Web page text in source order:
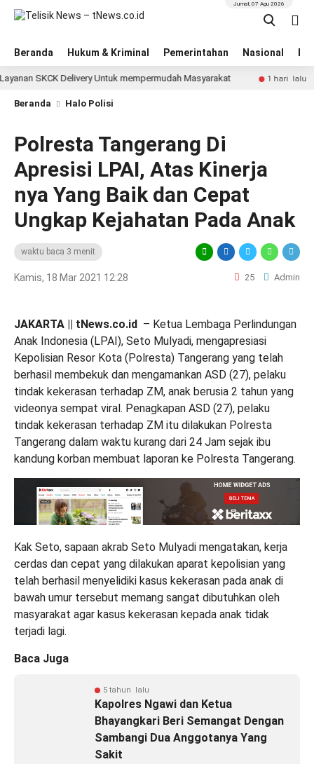
Beranda Hukum & Kriminal Pemerintahan Nasional
Jumat, 07 Agu 2026
Delivery Untuk mempermudah Masyarakat 1 hari lalu
Beranda Halo Polisi
Polresta Tangerang Di
Apresisi LPAI, Atas Kinerja
nya Yang Baik dan Cepat
Ungkap Kejahatan Pada Anak
waktu baca 3 menit
Kamis, 18 Mar 2021 12:28 25 Admin
JAKARTA || tNews.co.id – Ketua Lembaga Perlindungan
Anak Indonesia (LPAI), Seto Mulyadi, mengapresiasi
Kepolisian Resor Kota (Polresta) Tangerang yang telah
berhasil membekuk dan mengamankan ASD (27), pelaku
tindak kekerasan terhadap ZM, anak berusia 2 tahun yang
videonya sempat viral. Penagkapan ASD (27), pelaku
tindak kekerasan terhadap ZM itu dilakukan Polresta
Tangerang dalam waktu kurang dari 24 Jam sejak ibu
kandung korban membuat laporan ke Polresta Tangerang.
Kak Seto, sapaan akrab Seto Mulyadi mengatakan, kerja
cerdas dan cepat yang dilakukan aparat kepolisian yang
telah berhasil menyelidiki kasus kekerasan pada anak di
bawah umur tersebut memang sangat dibutuhkan oleh
masyarakat agar kasus kekerasan kepada anak tidak
terjadi lagi.
Baca Juga
5 tahun lalu
Kapolres Ngawi dan Ketua
Bhayangkari Beri Semangat Dengan
Sambangi Dua Anggotanya Yang
Sakit